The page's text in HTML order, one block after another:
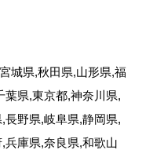
城県,秋田県,山形県,福
葉県,東京都,神奈川県,
長野県,岐阜県,静岡県,
兵庫県,奈良県,和歌山